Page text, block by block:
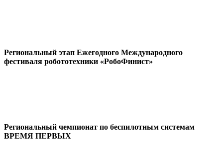
Региональный этап Ежегодного Международного
фестиваля робототехники «РобоФинист»
Региональный чемпионат по беспилотным системам
ВРЕМЯ ПЕРВЫХ